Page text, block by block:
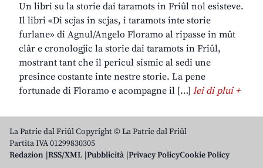
Un libri su la storie dai taramots in Friûl nol esisteve.
Il libri «Di scjas in scjas, i taramots inte storie
furlane» di Agnul/Angelo Floramo al ripasse in mût
clâr e cronologjic la storie dai taramots in Friûl,
mostrant tant che il pericul sismic al sedi une
presince costante inte nestre storie. La pene
fortunade di Floramo e acompagne il […] lei di plui +
La Patrie dal Friûl Copyright © La Patrie dal Friûl
Partita IVA 01299830305
Redazion RSS/XML Pubblicità Privacy PolicyCookie Policy